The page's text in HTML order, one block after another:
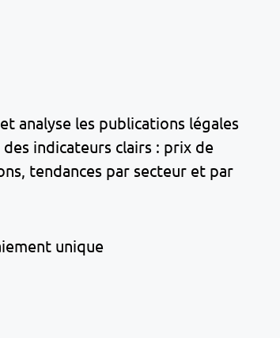
analyse les publications légales
indicateurs clairs : prix de
tendances par secteur et par
unique